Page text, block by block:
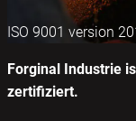
ISO 9001 version
Forginal Industrie
zertifiziert.